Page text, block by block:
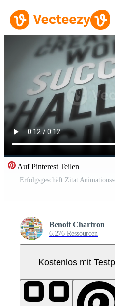
Auf Pinterest Teilen
Erfolgsgeschäft Zitat
Benoit Chartron
6.276 Ressourcen
Kostenlos mit